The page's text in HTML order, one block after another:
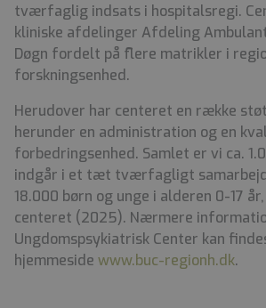
tværfaglig indsats i hospitalsregi.
kliniske afdelinger Afdeling
Døgn fordelt på flere matrikler i
forskningsenhed.
Herudover har centeret en række
herunder en administration og en
forbedringsenhed. Samlet er vi ca.
indgår i et tæt tværfagligt
18.000 børn og unge i alderen 0-17
centeret (2025). Nærmere
Ungdomspsykiatrisk Center kan
hjemmeside www.buc-regionh.dk.